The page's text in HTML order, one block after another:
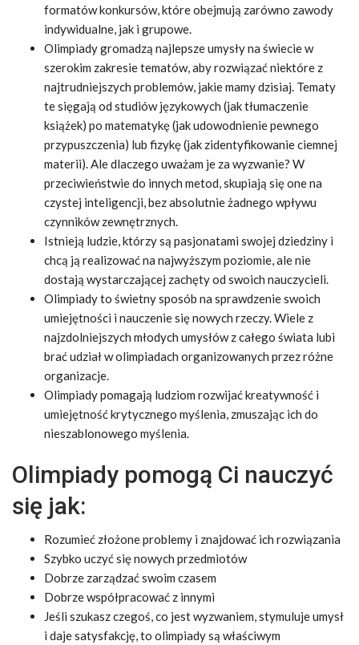
formatów konkursów, które obejmują zarówno zawody
indywidualne, jak i grupowe.
Olimpiady gromadzą najlepsze umysły na świecie w
szerokim zakresie tematów, aby rozwiązać niektóre z
najtrudniejszych problemów, jakie mamy dzisiaj. Tematy
te sięgają od studiów językowych (jak tłumaczenie
książek) po matematykę (jak udowodnienie pewnego
przypuszczenia) lub fizykę (jak zidentyfikowanie ciemnej
materii). Ale dlaczego uważam je za wyzwanie? W
przeciwieństwie do innych metod, skupiają się one na
czystej inteligencji, bez absolutnie żadnego wpływu
czynników zewnętrznych.
Istnieją ludzie, którzy są pasjonatami swojej dziedziny i
chcą ją realizować na najwyższym poziomie, ale nie
dostają wystarczającej zachęty od swoich nauczycieli.
Olimpiady to świetny sposób na sprawdzenie swoich
umiejętności i nauczenie się nowych rzeczy. Wiele z
najzdolniejszych młodych umysłów z całego świata lubi
brać udział w olimpiadach organizowanych przez różne
organizacje.
Olimpiady pomagają ludziom rozwijać kreatywność i
umiejętność krytycznego myślenia, zmuszając ich do
nieszablonowego myślenia.
Olimpiady pomogą Ci nauczyć
się jak:
Rozumieć złożone problemy i znajdować ich rozwiązania
Szybko uczyć się nowych przedmiotów
Dobrze zarządzać swoim czasem
Dobrze współpracować z innymi
Jeśli szukasz czegoś, co jest wyzwaniem, stymuluje umysł
i daje satysfakcję, to olimpiady są właściwym